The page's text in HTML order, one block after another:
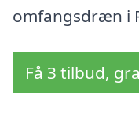
omfangsdræn i
Få 3 tilbud,